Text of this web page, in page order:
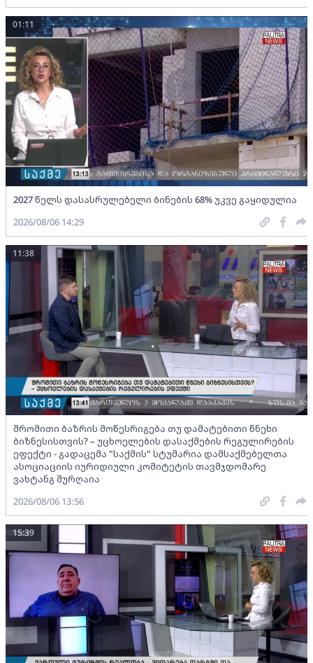
2027 წელს დასასრულებელი ბინების 68% უკვე გაყიდულია
01:11
2026/08/06 14:29
შრომითი ბაზრის მოწესრიგება თუ დამატებითი წნეხი
ბიზნესისთვის? – უცხოელების დასაქმების რეგულირების
ეფექტი - გადაცემა "საქმის" სტუმარია დამსაქმებელთა
ასოციაციის იურიდიული კომიტეტის თავმჯდომარე
ვახტანგ შურღაია
11:38
2026/08/06 13:56
15:39